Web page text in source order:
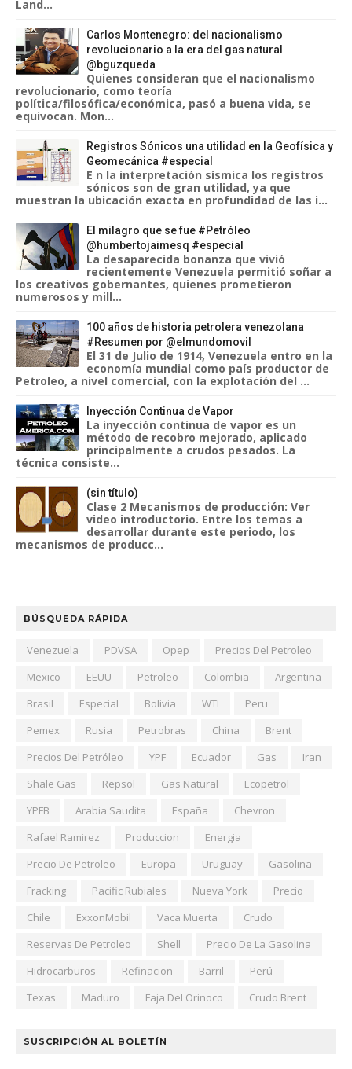
Land...
Carlos Montenegro: del nacionalismo
revolucionario a la era del gas natural
@bguzqueda
Quienes consideran que el nacionalismo
revolucionario, como teoría
política/filosófica/económica, pasó a buena vida, se
equivocan. Mon...
Registros Sónicos una utilidad en la Geofísica y
Geomecánica #especial
E n la interpretación sísmica los registros
sónicos son de gran utilidad, ya que
muestran la ubicación exacta en profundidad de las i...
El milagro que se fue #Petróleo
@humbertojaimesq #especial
La desaparecida bonanza que vivió
recientemente Venezuela permitió soñar a
los creativos gobernantes, quienes prometieron
numerosos y mill...
100 años de historia petrolera venezolana
#Resumen por @elmundomovil
El 31 de Julio de 1914, Venezuela entro en la
economía mundial como país productor de
Petroleo, a nivel comercial, con la explotación del ...
Inyección Continua de Vapor
La inyección continua de vapor es un
método de recobro mejorado, aplicado
principalmente a crudos pesados. La
técnica consiste...
(sin título)
Clase 2 Mecanismos de producción: Ver
video introductorio. Entre los temas a
desarrollar durante este periodo, los
mecanismos de producc...
BÚSQUEDA RÁPIDA
Venezuela PDVSA Opep
Precios Del Petroleo
Mexico
EEUU Petroleo Colombia
Argentina
Brasil
Especial Bolivia WTI
Peru
Pemex
Rusia Petrobras China
Brent
Precios Del Petróleo
YPF Ecuador Gas
Iran
Shale Gas
Repsol Gas Natural
Ecopetrol
YPFB
Arabia Saudita España
Chevron
Rafael Ramirez
Produccion
Energia
Precio De Petroleo
Europa Uruguay
Gasolina
Fracking
Pacific Rubiales Nueva York
Precio
Chile
ExxonMobil Vaca Muerta
Crudo
Reservas De Petroleo
Shell
Precio De La Gasolina
Hidrocarburos
Refinacion Barril
Perú
Texas
Maduro Faja Del Orinoco Crudo Brent
SUSCRIPCIÓN AL BOLETÍN